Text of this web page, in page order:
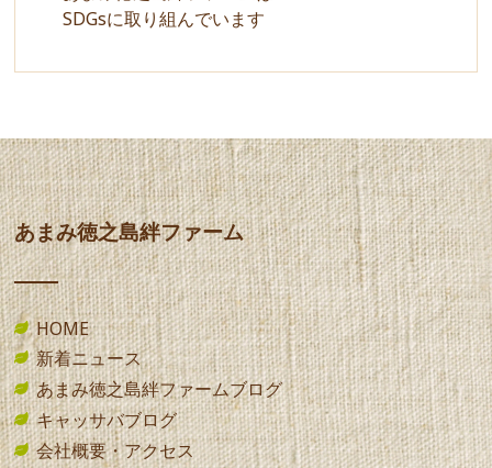
SDGsに取り組んでいます
あまみ徳之島絆ファーム
HOME
新着ニュース
あまみ徳之島絆ファームブログ
キャッサバブログ
会社概要・アクセス